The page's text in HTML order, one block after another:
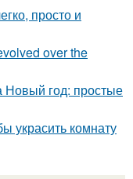
просто и
over the
Новый год: простые
украсить комнату